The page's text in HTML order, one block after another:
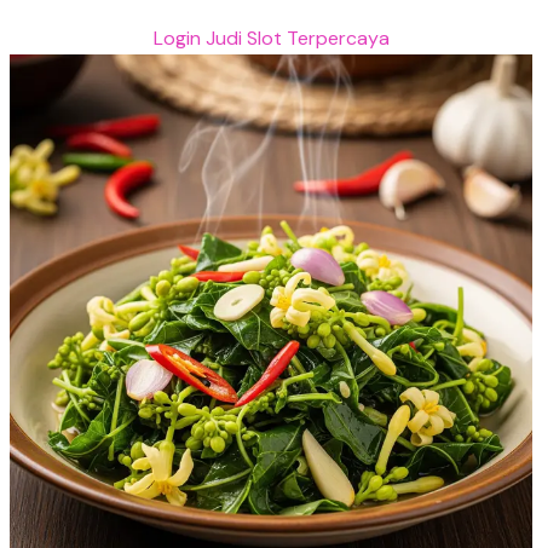
Login Judi Slot Terpercaya